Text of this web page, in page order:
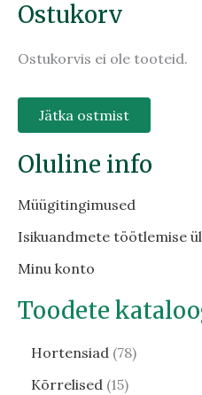
Ostukorv
Ostukorvis ei ole tooteid.
Jätka ostmist
Oluline info
Müügitingimused
Isikuandmete töötlemise
Minu konto
Toodete
Hortensiad 78
Kõrrelised 15